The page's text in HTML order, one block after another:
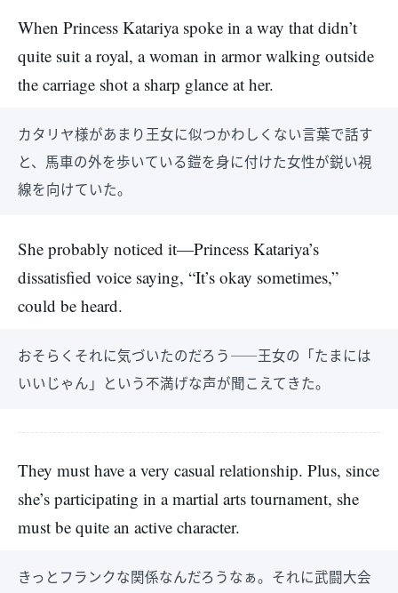
When Princess Katariya spoke in a way that didn’t
quite suit a royal, a woman in armor walking outside
the carriage shot a sharp glance at her.
カタリヤ様があまり王女に似つかわしくない言葉で話す
と、馬車の外を歩いている鎧を身に付けた女性が鋭い視
線を向けていた。
She probably noticed it—Princess Katariya’s
dissatisfied voice saying, “It’s okay sometimes,”
could be heard.
おそらくそれに気づいたのだろう――王女の「たまには
いいじゃん」という不満げな声が聞こえてきた。
They must have a very casual relationship. Plus, since
she’s participating in a martial arts tournament, she
must be quite an active character.
きっとフランクな関係なんだろうなぁ。それに武闘大会